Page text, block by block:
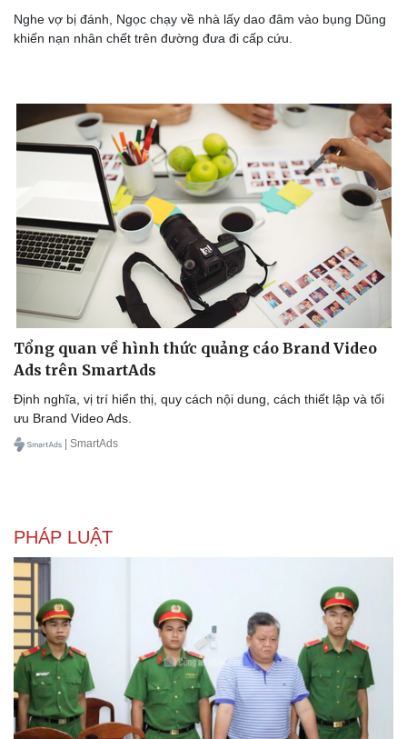
Dinh dưỡng - món ngon
Cây thuốc
Sản phụ khoa
Nhi khoa
Nam khoa
Làm đẹp - giảm cân
Phòng mạch online
Ăn sạch sống khỏe
Nghe vợ bị đánh, Ngọc chạy về nhà lấy dao đâm vào bụng Dũng
khiến nạn nhân chết trên đường đưa đi cấp cứu.
Tổng quan về hình thức quảng cáo Brand Video
Ads trên SmartAds
Định nghĩa, vị trí hiển thị, quy cách nội dung, cách thiết lập và tối
ưu Brand Video Ads.
| SmartAds
PHÁP LUẬT